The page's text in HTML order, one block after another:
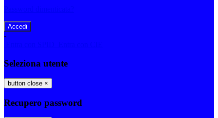
-
Seleziona utente
button close ×
Recupero password